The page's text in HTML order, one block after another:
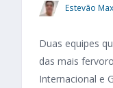
Estevão
Duas equipes
das mais
Internacional e